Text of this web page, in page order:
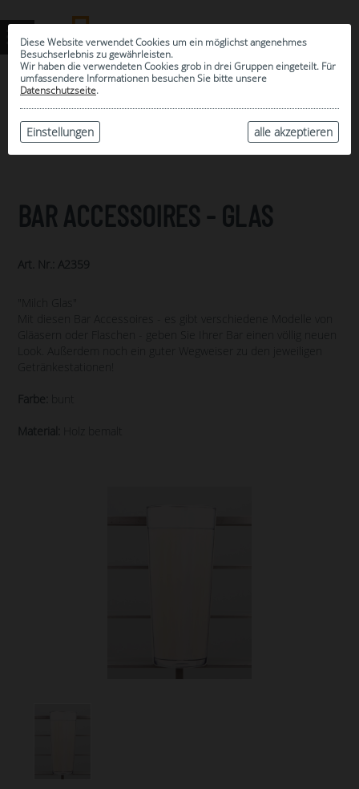
Diese Website verwendet Cookies um ein möglichst angenehmes
Besuchserlebnis zu gewährleisten.
Wir haben die verwendeten Cookies grob in drei Gruppen eingeteilt. Für
umfassendere Informationen besuchen Sie bitte unsere
Datenschutzseite.
alle akzeptieren
Einstellungen
ARCHIV
BAR ACCESSOIRES - GLAS
Art. Nr.: A2359
"Milch Glas"
Mit diesen Bar Accessoires - es gibt verschiedene Modelle von
Gläasern oder Flaschen - geben Sie Ihrer Bar einen völlig neuen
Look. Außerdem noch ein guter Wegweiser zu den jeweiligen
Getränkestationen!
Farbe: bunt
Material: Holz bemalt